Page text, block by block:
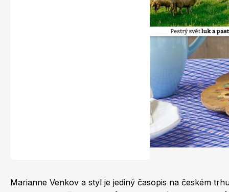
Chip
Sudoku a křížovky
Marianne Venkov a styl je jediný časopis na českém